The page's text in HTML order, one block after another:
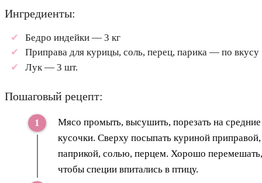
Ингредиенты:
Бедро индейки — 3 кг
Приправа для курицы, соль, перец, парика — по вкусу
Лук — 3 шт.
Пошаговый рецепт:
Мясо промыть, высушить, порезать на средние
кусочки. Сверху посыпать куриной приправой,
паприкой, солью, перцем. Хорошо перемешать,
чтобы специи впитались в птицу.